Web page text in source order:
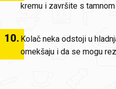
kremu i završite s
10. Kolač neka odstoji u
omekšaju i da se mogu